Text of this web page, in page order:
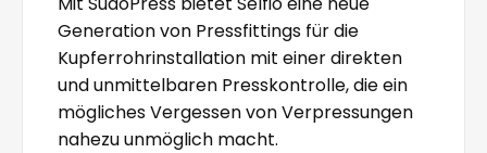
Generation von Pressfittings für die
Kupferrohrinstallation mit einer direkten
und unmittelbaren Presskontrolle, die ein
mögliches Vergessen von Verpressungen
nahezu unmöglich macht.